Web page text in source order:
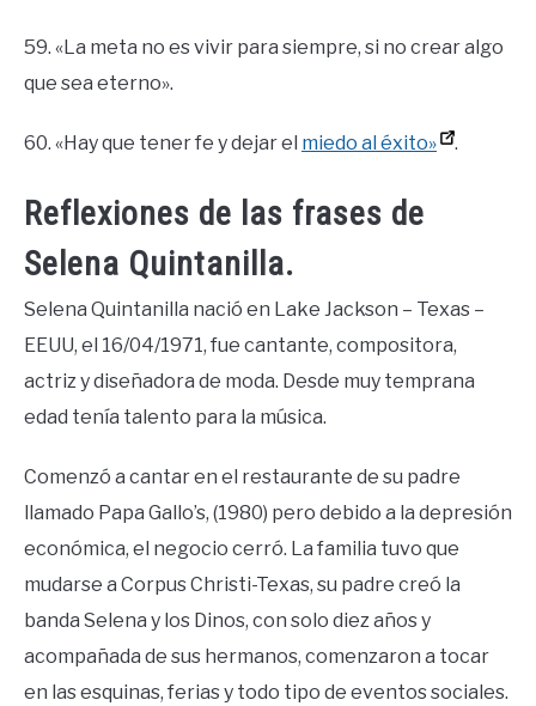
59. «La meta no es vivir para siempre, si no crear algo
que sea eterno».
60. «Hay que tener fe y dejar el miedo al éxito» .
Reflexiones de las frases de
Selena Quintanilla.
Selena Quintanilla nació en Lake Jackson – Texas –
EEUU, el 16/04/1971, fue cantante, compositora,
actriz y diseñadora de moda. Desde muy temprana
edad tenía talento para la música.
Comenzó a cantar en el restaurante de su padre
llamado Papa Gallo’s, (1980) pero debido a la depresión
económica, el negocio cerró. La familia tuvo que
mudarse a Corpus Christi-Texas, su padre creó la
banda Selena y los Dinos, con solo diez años y
acompañada de sus hermanos, comenzaron a tocar
en las esquinas, ferias y todo tipo de eventos sociales.